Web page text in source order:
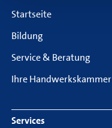
Startseite
Bildung
Service & Beratung
Ihre Handwerkskammer
Services